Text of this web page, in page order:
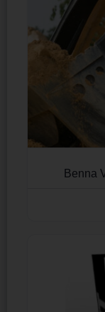
Benna